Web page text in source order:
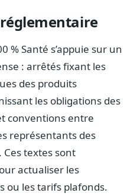
% Santé s’appuie sur un
: arrêtés fixant les
des produits
les obligations des
conventions entre
représentants des
textes sont
actualiser les
ou les tarifs plafonds.